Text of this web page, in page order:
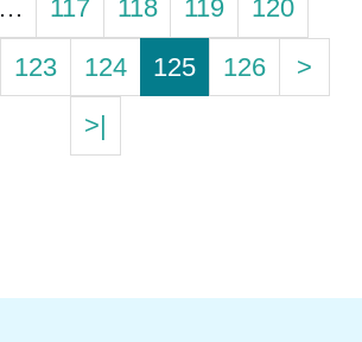
… 117 118 119
120
123 124 125 126
>
>|